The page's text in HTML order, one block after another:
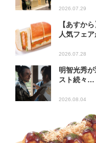
2026.07.29
【あすか
人気フェ
2026.07.28
明智光秀
スト続々…
2026.08.04